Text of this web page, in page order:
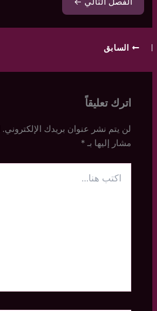
السابق
اترك تعليقاً
لن يتم نشر عنوان بريدك الإلكتروني.
مشار إليها بـ*
هنا...